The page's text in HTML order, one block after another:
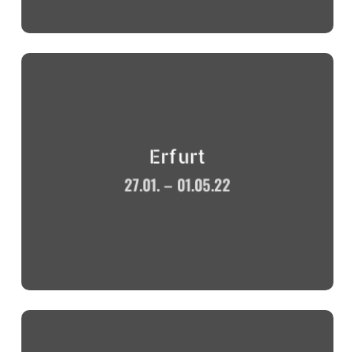
Erfurt
27.01. – 01.05.22